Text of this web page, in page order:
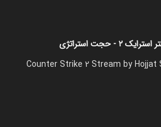
۲ - حجت استراتژی
Counter Strike 2 Stream by Hojjat